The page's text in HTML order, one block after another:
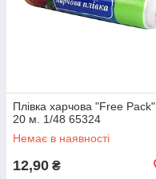
Плівка харчова "Free Pack"
20 м. 1/48 65324
Немає в наявності
12,90 ₴